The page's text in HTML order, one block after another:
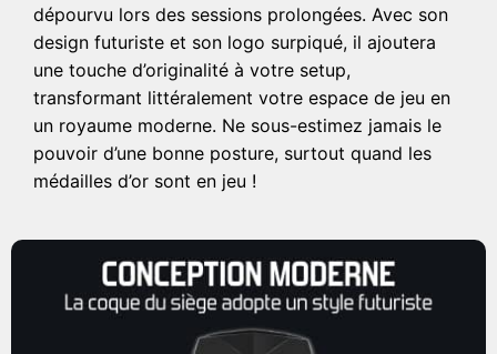
dépourvu lors des sessions prolongées. Avec son
design futuriste et son logo surpiqué, il ajoutera
une touche d’originalité à votre setup,
transformant littéralement votre espace de jeu en
un royaume moderne. Ne sous-estimez jamais le
pouvoir d’une bonne posture, surtout quand les
médailles d’or sont en jeu !